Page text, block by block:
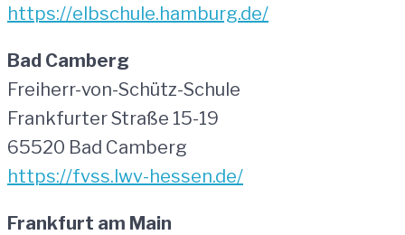
https://elbschule.hamburg.de/
Bad Camberg
Freiherr-von-Schütz-Schule
Frankfurter Straße 15-19
65520 Bad Camberg
https://fvss.lwv-hessen.de/
Frankfurt am Main